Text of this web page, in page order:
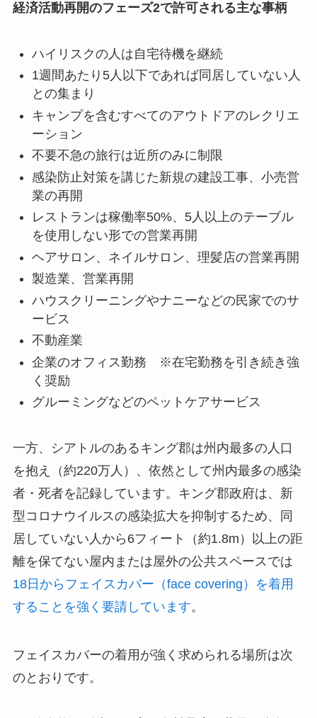
経済活動再開のフェーズ2で許可される主な事柄
ハイリスクの人は自宅待機を継続
1週間あたり5人以下であれば同居していない人
との集まり
キャンプを含むすべてのアウトドアのレクリエ
ーション
不要不急の旅行は近所のみに制限
感染防止対策を講じた新規の建設工事、小売営
業の再開
レストランは稼働率50%、5人以上のテーブル
を使用しない形での営業再開
ヘアサロン、ネイルサロン、理髪店の営業再開
製造業、営業再開
ハウスクリーニングやナニーなどの民家でのサ
ービス
不動産業
企業のオフィス勤務 ※在宅勤務を引き続き強
く奨励
グルーミングなどのペットケアサービス
一方、シアトルのあるキング郡は州内最多の人口
を抱え（約220万人）、依然として州内最多の感染
者・死者を記録しています。キング郡政府は、新
型コロナウイルスの感染拡大を抑制するため、同
居していない人から6フィート（約1.8m）以上の距
離を保てない屋内または屋外の公共スペースでは
18日からフェイスカバー（face covering）を着用
することを強く要請しています。
フェイスカバーの着用が強く求められる場所は次
のとおりです。